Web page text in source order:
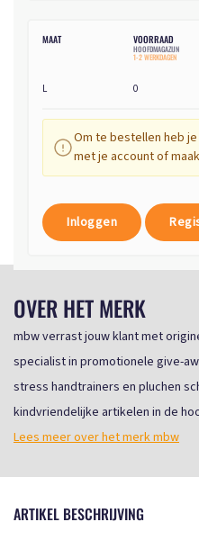
MAAT VOORRAAD
HOOFDMAGAZIJN
1-2 WERKDAGEN
L 0
Om te bestellen heb
met je account of
Inloggen
OVER HET MERK
mbw verrast jouw klant met
specialist in promotionele give-
stress handtrainers en pluchen
kindvriendelijke artikelen in de
Lees meer over het merk mbw
ARTIKEL BESCHRIJVING